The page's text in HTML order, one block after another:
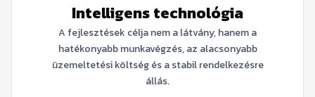
Intelligens technológia
A fejlesztések célja nem a látvány, hanem a
hatékonyabb munkavégzés, az alacsonyabb
üzemeltetési költség és a stabil rendelkezésre
állás.